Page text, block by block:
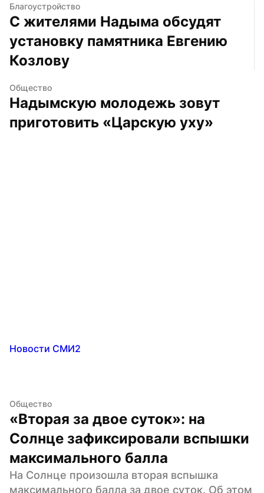
Благоустройство
С жителями Надыма обсудят
установку памятника Евгению
Козлову
Общество
Надымскую молодежь зовут
приготовить «Царскую уху»
Новости СМИ2
Общество
«Вторая за двое суток»: на
Солнце зафиксировали вспышки
максимального балла
На Солнце произошла вторая вспышка
максимального балла за двое суток. Об этом